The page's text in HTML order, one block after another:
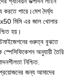
পারে।মেশ দৈর্ঘ্য
মিমি এর জাল খোলার
হয়।
গুরুত্ব বুঝতে
অনুযায়ী তৈরি
নিশ্চিত.
জন্য আমাদের